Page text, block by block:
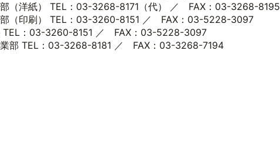
（洋紙） TEL：03-3268-8171（代） ／ FAX：03-3268-8195
（印刷） TEL：03-3260-8151 ／ FAX：03-5228-3097
TEL：03-3260-8151 ／ FAX：03-5228-3097
部 TEL：03-3268-8181 ／ FAX：03-3268-7194